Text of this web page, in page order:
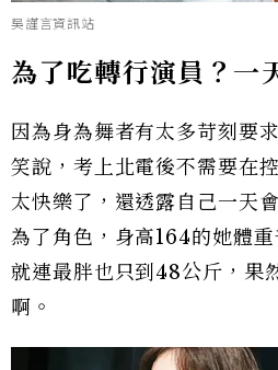
吳謹言資訊站
為了吃轉行演員？一
因為身為舞者有太多苛刻要
笑說，考上北電後不需要在
太快樂了，還透露自己一天
為了角色，身高164的她體
就連最胖也只到48公斤，果
啊。